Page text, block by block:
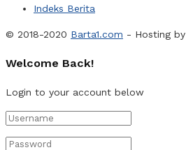
Indeks Berita
© 2018-2020 Barta1.com - Hosting by
Welcome Back!
Login to your account below